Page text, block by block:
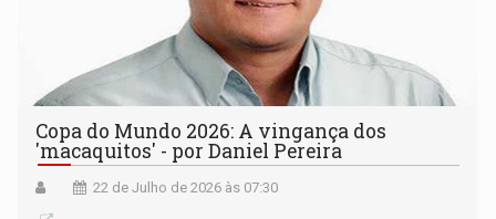
Copa do Mundo 2026: A vingança dos
'macaquitos' - por Daniel Pereira
22 de Julho de 2026 às 07:30